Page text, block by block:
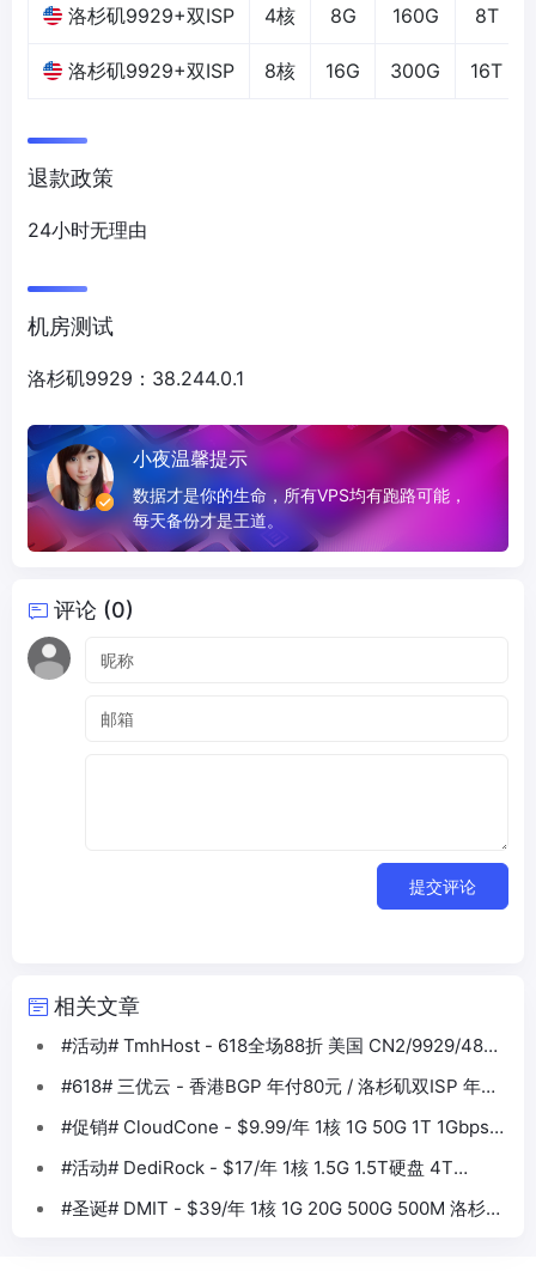
洛杉矶9929+双ISP 4核 8G 160G 8T
洛杉矶9929+双ISP 8核 16G 300G 16T
退款政策
24小时无理由
机房测试
洛杉矶9929：38.244.0.1
小夜温馨提示
数据才是你的生命，所有VPS均有跑路可能，
每天备份才是王道。
评论 (0)
提交评论
相关文章
#活动# TmhHost - 618全场88折 美国 CN2/9929/4837
#618# 三优云 - 香港BGP 年付80元 / 洛杉矶双ISP 年付
#促销# CloudCone - $9.99/年 1核 1G 50G 1T 1Gbps
#活动# DediRock - $17/年 1核 1.5G 1.5T硬盘 4T
1Gbps 大盘鸡VPS
#圣诞# DMIT - $39/年 1核 1G 20G 500G 500M 洛杉矶